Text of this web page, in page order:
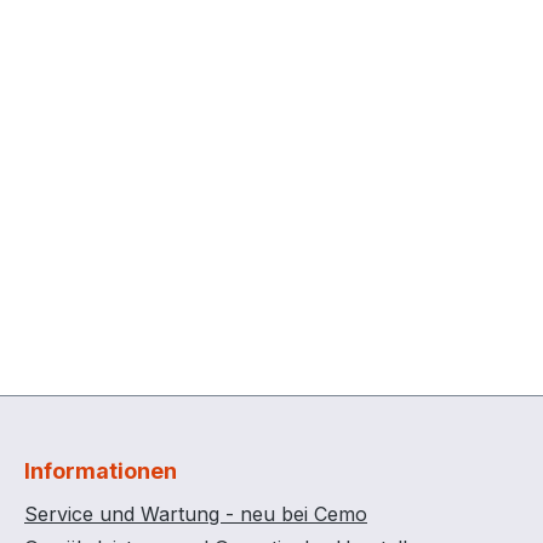
Informationen
Service und Wartung - neu bei Cemo